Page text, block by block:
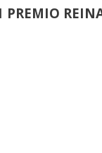
PREMIO